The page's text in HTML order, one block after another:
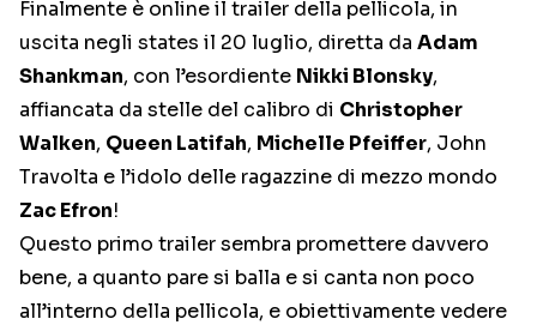
Finalmente è online il trailer della pellicola, in
uscita negli states il 20 luglio, diretta da Adam
Shankman, con l’esordiente Nikki Blonsky,
affiancata da stelle del calibro di Christopher
Walken, Queen Latifah, Michelle Pfeiffer, John
Travolta e l’idolo delle ragazzine di mezzo mondo
Zac Efron!
Questo primo trailer sembra promettere davvero
bene, a quanto pare si balla e si canta non poco
all’interno della pellicola, e obiettivamente vedere